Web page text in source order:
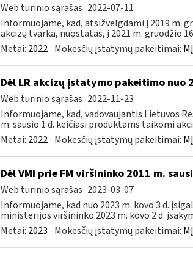
Web turinio sąrašas 2022-07-11
Informuojame, kad, atsižvelgdami į 2019 m.
akcizų tvarka, nuostatas, į 2021 m. gruodžio 16
Metai: 2022 Mokesčių įstatymų pakeitimai:
Dėl LR akcizų įstatymo pakeitimo nuo
Web turinio sąrašas 2022-11-23
Informuojame, kad, vadovaujantis Lietuvos
m. sausio 1 d. keičiasi produktams taikomi
Metai: 2022 Mokesčių įstatymų pakeitimai:
Dėl VMI prie FM viršininko 2011 m.
Web turinio sąrašas 2023-03-07
Informuojame, kad nuo 2023 m. kovo 3 d.
ministerijos viršininko 2023 m. kovo 2 d.
Metai: 2023 Mokesčių įstatymų pakeitimai: